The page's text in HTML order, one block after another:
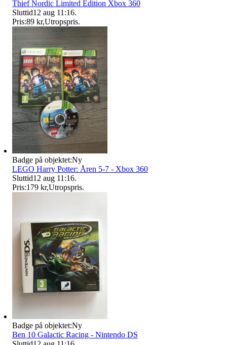
Thief Nordic Limited Edition Xbox 360
Sluttid12 aug 11:16.
Pris:89 kr,Utropspris.
Badge på objektet:Ny
LEGO Harry Potter: Åren 5-7 - Xbox 360
Sluttid12 aug 11:16.
Pris:179 kr,Utropspris.
Badge på objektet:Ny
Ben 10 Galactic Racing - Nintendo DS